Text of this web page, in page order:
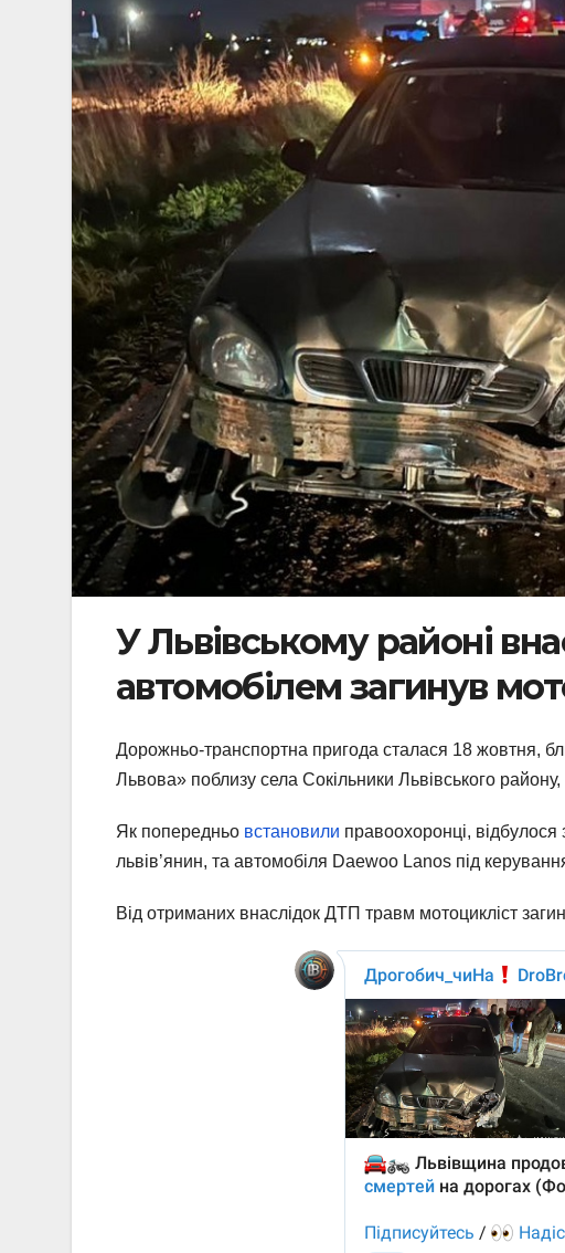
У Львівському районі
автомобілем загинув
Дорожньо-транспортна пригода сталася 18 жовтня,
Львова» поблизу села Сокільники Львівського
Як попередньо встановили правоохоронці,
львів’янин, та автомобіля Daewoo Lanos під
Від отриманих внаслідок ДТП травм мотоцикліст